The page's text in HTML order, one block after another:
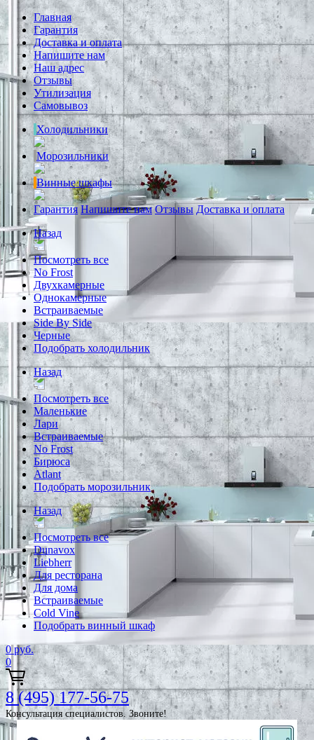
Главная
Гарантия
Доставка и оплата
Напишите нам
Наш адрес
Отзывы
Утилизация
Самовывоз
Холодильники
Морозильники
Винные шкафы
Гарантия Напишите нам Отзывы Доставка и оплата
Назад
Посмотреть все
No Frost
Двухкамерные
Однокамерные
Встраиваемые
Side By Side
Черные
Подобрать холодильник
Назад
Посмотреть все
Маленькие
Лари
Встраиваемые
No Frost
Бирюса
Atlant
Подобрать морозильник
Назад
Посмотреть все
Dunavox
Liebherr
Для ресторана
Для дома
Встраиваемые
Cold Vine
Подобрать винный шкаф
0 руб.
0
8 (495) 177-56-75
Консультация специалистов. Звоните!